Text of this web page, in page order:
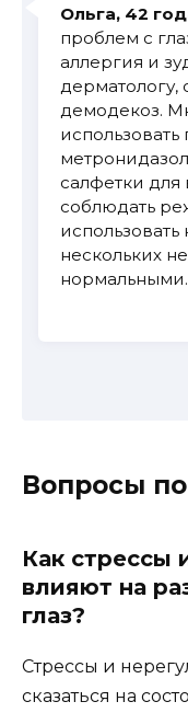
Ольга, 42
проблем с
аллергия и
дерматологу,
демодекоз.
салфетки
соблюдать
нескольких
нормальными.
Вопросы
Как стрессы
влияют на
глаз?
Стрессы и
сказаться на